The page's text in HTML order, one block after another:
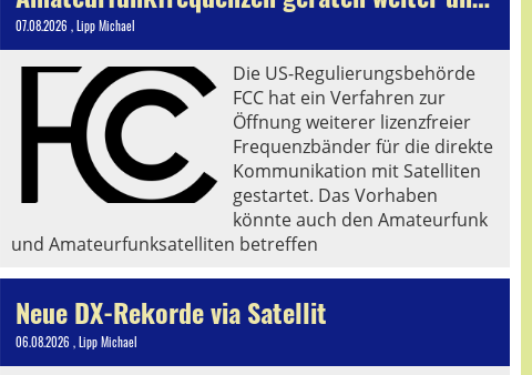
07.08.2026 , Lipp Michael
Die US-Regulierungsbehörde
FCC hat ein Verfahren zur
Öffnung weiterer lizenzfreier
Frequenzbänder für die direkte
Kommunikation mit Satelliten
gestartet. Das Vorhaben
könnte auch den Amateurfunk
und Amateurfunksatelliten betreffen
Neue DX-Rekorde via Satellit
06.08.2026 , Lipp Michael